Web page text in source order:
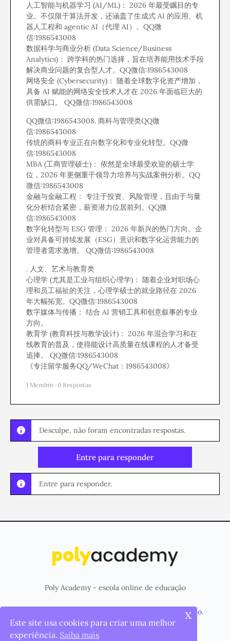
人工智能与机器学习 (AI/ML)： 2026 年最受瞩目的专
业。不仅限于算法开发，还涵盖了生成式 AI 的应用、机
器人工程和 agentic AI（代理 AI）。QQ微
信:1986543008
数据科学与商业分析 (Data Science/Business
Analytics)： 跨学科的热门选择，旨在培养能用技术手段
解决商业问题的复合型人才。QQ微信:1986543008
网络安全 (Cybersecurity)： 随着全球数字化资产增加，
具备 AI 赋能的网络安全技术人才在 2026 年面临巨大的
供需缺口。 QQ微信:1986543008
QQ微信:1986543008. 商科与管理类QQ微
信:1986543008
传统的商科专业正在向数字化和专业化转型。QQ微
信:1986543008
MBA (工商管理硕士)： 依然是全球最受欢迎的硕士学
位，2026 年更侧重于领导力培养与实战案例分析。QQ
微信:1986543008
金融与金融工程： 专注于投资、风险管理，且由于与量
化分析结合紧密，薪资潜力位居前列。QQ微
信:1986543008
数字化转型与 ESG 管理： 2026 年新兴的热门方向。企
业对具备可持续发展（ESG）意识和数字化运营能力的
管理者需求激增。 QQ微信:1986543008
. 人文、艺术与教育类
心理学 (尤其是工业与组织心理学)： 随着企业对职场心
理和员工福祉的关注，心理学硕士的就业路径在 2026
年大幅拓宽。QQ微信:1986543008
数字媒体与传播： 结合 AI 营销工具和创意叙事的专业
方向。
教育学 (教育科技与教学设计)： 2026 年混合学习和在
线教育的普及，使得能设计高质量在线课程的人才备受
追捧。 QQ微信:1986543008
《专注留学服务QQ/WeChat：1986543008》
1 Membro · 0 Respostas
Desculpe, não foram encontradas respostas.
Entre para responder
Entre para responder.
Poly Academy - escola online de educação
Poly Studio.
Página Inicial
Cursos
Menu
Este site usa cookies para criar uma melhor
experiência. Saiba mais
x